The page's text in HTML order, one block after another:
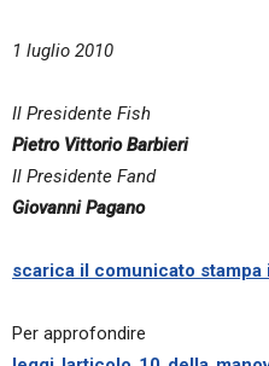
1 luglio 2010
Il Presidente Fish
Pietro Vittorio Barbieri
Il Presidente Fand
Giovanni Pagano
scarica il comunicato
Per approfondire